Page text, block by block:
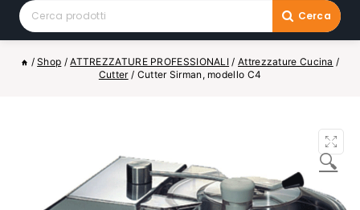
Search
for:
Cerca
/ Shop / ATTREZZATURE PROFESSIONALI / Attrezzature Cucina /
Cutter / Cutter Sirman, modello C4
🔍